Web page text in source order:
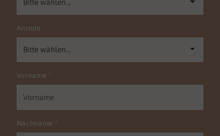
Anrede
Vorname *
Nachname *